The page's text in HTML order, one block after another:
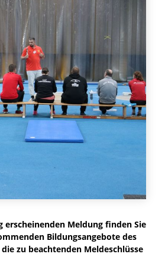
erscheinenden Meldung finden Sie
Bildungsangebote des
zu beachtenden Meldeschlüsse